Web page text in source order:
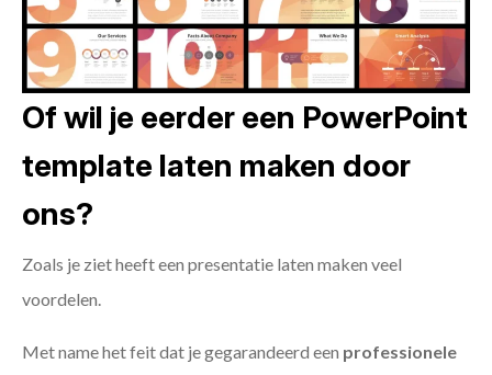
Of wil je eerder een PowerPoint
template laten maken door
ons?
Zoals je ziet heeft een presentatie laten maken veel
voordelen.
Met name het feit dat je gegarandeerd een professionele